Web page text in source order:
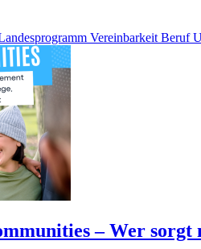
Vereinbarkeit Beruf
– Wer sorgt